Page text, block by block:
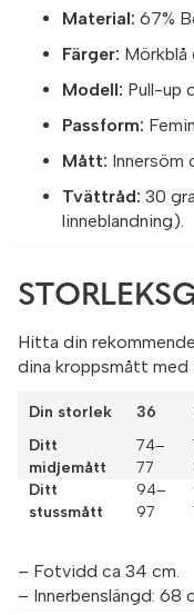
Material: 67%
Färger: Mörkblå
Modell: Pull-up
Passform:
Mått: Innersöm
Tvättråd: 30
linneblandning).
Hitta din
dina kroppsmått med
Din storlek 36
Ditt
midjemått
74–
77
Ditt
stussmått
94–
97
– Fotvidd ca 34 cm.
– Innerbenslängd: 68